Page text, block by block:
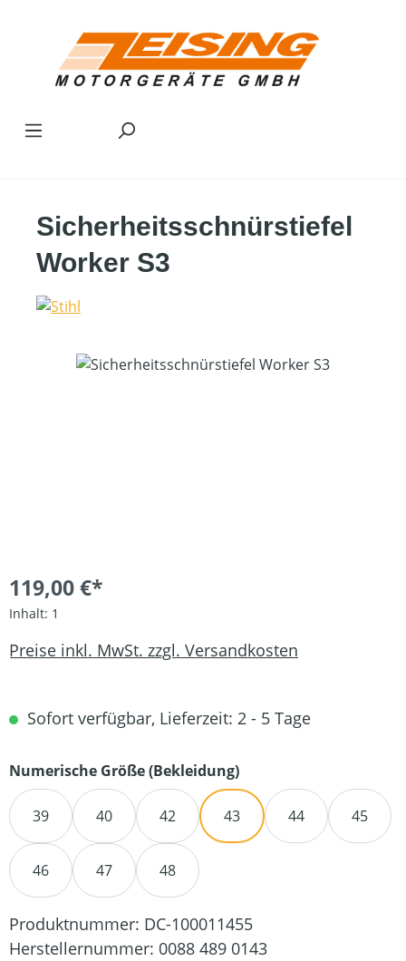
Sicherheitsschnürstiefel
Worker S3
Bildergalerie überspringen
119,00 €*
Inhalt: 1
Preise inkl. MwSt. zzgl. Versandkosten
Sofort verfügbar, Lieferzeit: 2 - 5 Tage
Numerische Größe (Bekleidung)auswählen
39 40 42 43 44 45
46 47 48
Produktnummer: DC-100011455
Herstellernummer: 0088 489 0143